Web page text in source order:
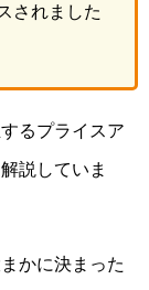
されました
るプライスア
説していま
かに決まった